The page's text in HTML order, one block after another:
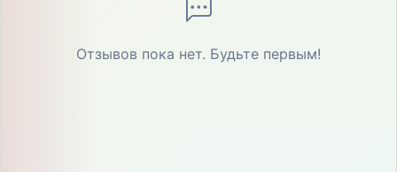
Отзывов пока нет. Будьте первым!